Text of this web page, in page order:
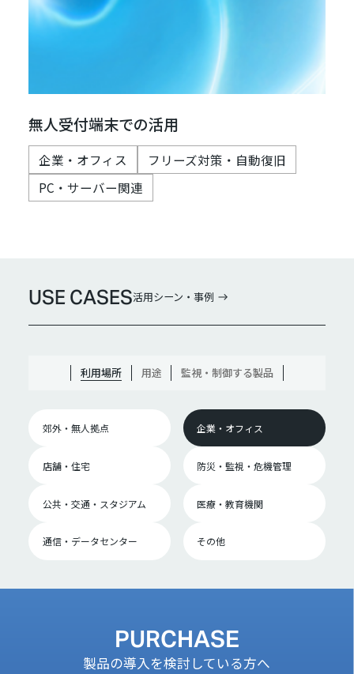
無人受付端末での活用
企業・オフィス
フリーズ対策・自動復旧
PC・サーバー関連
USE CASES活用シーン・事例
利用場所 用途 監視・制御する製品
郊外・無人拠点 企業・オフィス
店舗・住宅 防災・監視・危機管理
公共・交通・スタジアム 医療・教育機関
通信・データセンター その他
PURCHASE
製品の導入を検討している方へ